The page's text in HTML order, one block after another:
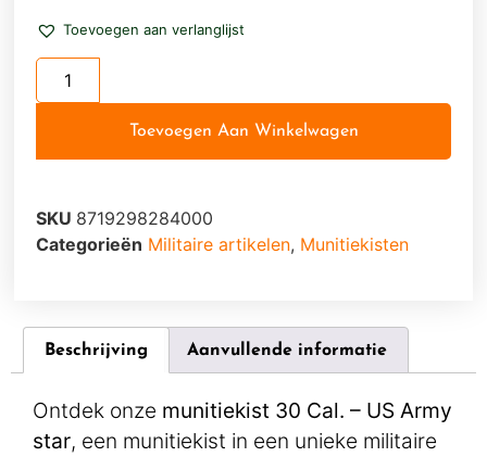
Toevoegen aan verlanglijst
Toevoegen Aan Winkelwagen
SKU 8719298284000
Categorieën Militaire artikelen, Munitiekisten
Beschrijving Aanvullende informatie
Ontdek onze munitiekist 30 Cal. – US Army
star, een munitiekist in een unieke militaire